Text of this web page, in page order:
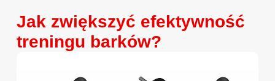
Jak zwiększyć efektywność
treningu barków?